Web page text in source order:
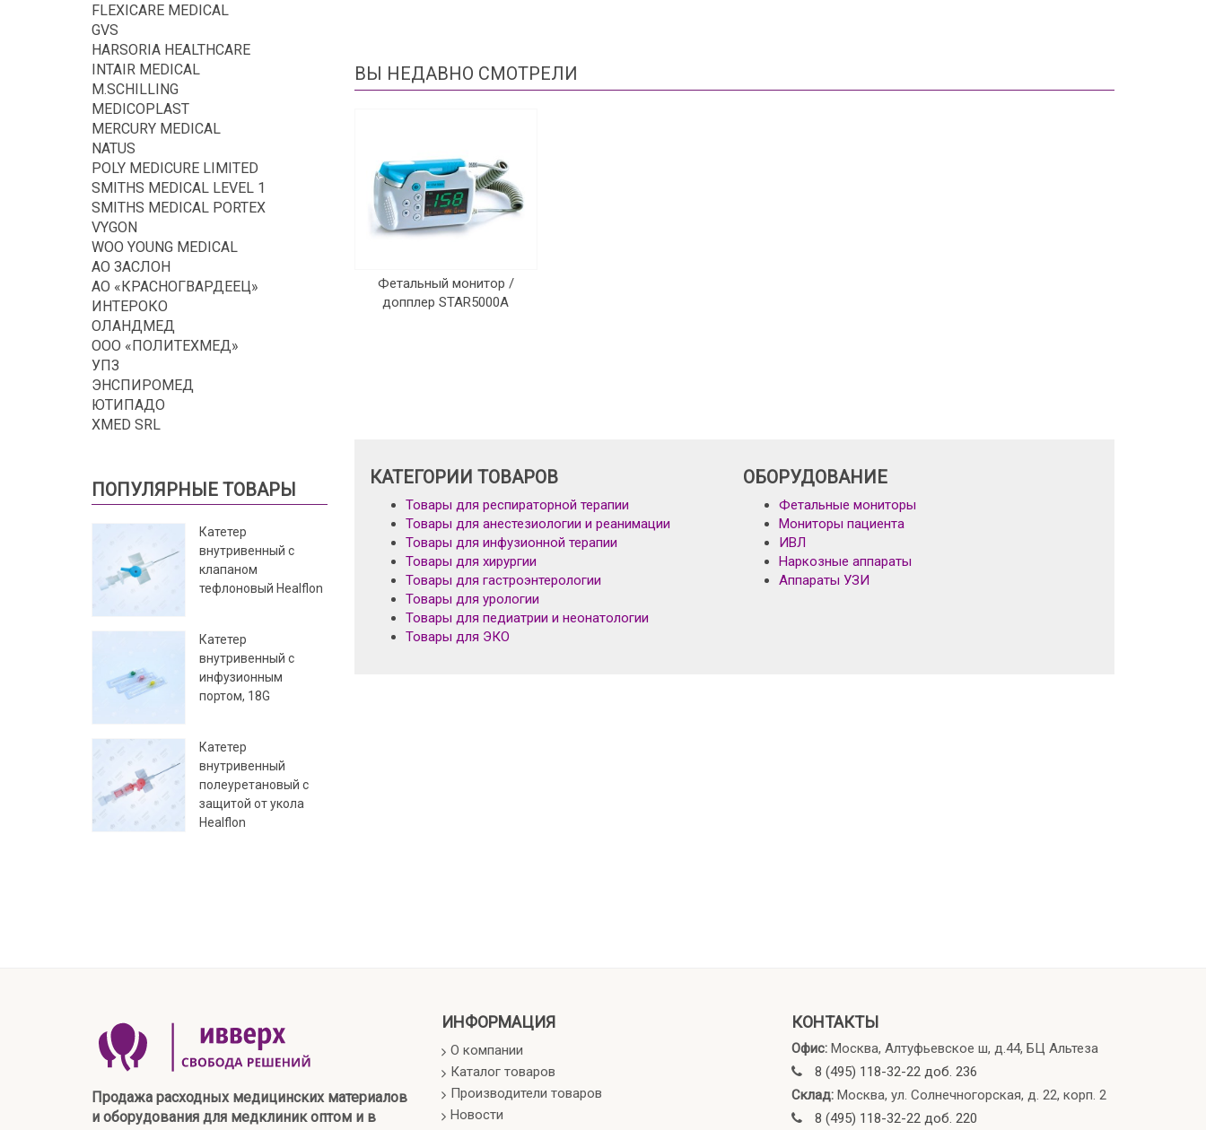
ВЫ НЕДАВНО СМОТРЕЛИ
Фетальный монитор /
допплер STAR5000A
КАТЕГОРИИ ТОВАРОВ
Товары для респираторной терапии
Товары для анестезиологии и реанимации
Товары для инфузионной терапии
Товары для хирургии
Товары для гастроэнтерологии
Товары для урологии
Товары для педиатрии и неонатологии
Товары для ЭКО
ОБОРУДОВАНИЕ
Фетальные мониторы
Мониторы пациента
ИВЛ
Наркозные аппараты
Аппараты УЗИ
FLEXICARE MEDICAL
GVS
HARSORIA HEALTHCARE
INTAIR MEDICAL
M.SCHILLING
MEDICOPLAST
MERCURY MEDICAL
NATUS
POLY MEDICURE LIMITED
SMITHS MEDICAL LEVEL 1
SMITHS MEDICAL PORTEX
VYGON
WOO YOUNG MEDICAL
АО ЗАСЛОН
АО «КРАСНОГВАРДЕЕЦ»
ИНТЕРОКО
ОЛАНДМЕД
ООО «ПОЛИТЕХМЕД»
УПЗ
ЭНСПИРОМЕД
ЮТИПАДО
XMED SRL
ПОПУЛЯРНЫЕ ТОВАРЫ
Катетер
внутривенный с
клапаном
тефлоновый Healflon
Катетер
внутривенный с
инфузионным
портом, 18G
Катетер
внутривенный
полеуретановый с
защитой от укола
Healflon
Продажа расходных медицинских материалов
и оборудования для медклиник оптом и в
ИНФОРМАЦИЯ
О компании
Каталог товаров
Производители товаров
Новости
КОНТАКТЫ
Офис: Москва, Алтуфьевское ш, д.44, БЦ Альтеза
8 (495) 118-32-22 доб. 236
Склад: Москва, ул. Солнечногорская, д. 22, корп. 2
8 (495) 118-32-22 доб. 220